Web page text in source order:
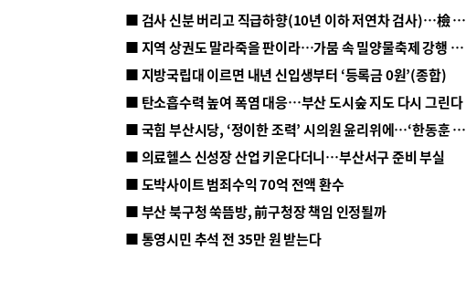
■ 검사 신분 버리고 직급하향(10년 이하 저연차 검사)…檢 중수청행 기피
■ 지역 상권도 말라죽을 판이라…가뭄 속 밀양물축제 강행 논란
■ 지방국립대 이르면 내년 신입생부터 ‘등록금 0원’(종합)
■ 탄소흡수력 높여 폭염 대응…부산 도시숲 지도 다시 그린다
■ 국힘 부산시당, ‘정이한 조력’ 시의원 윤리위에…‘한동훈 지지’도 신고접수
■ 의료헬스 신성장 산업 키운다더니…부산서구 준비 부실
■ 도박사이트 범죄수익 70억 전액 환수
■ 부산 북구청 쑥뜸방, 前구청장 책임 인정될까
■ 통영시민 추석 전 35만 원 받는다